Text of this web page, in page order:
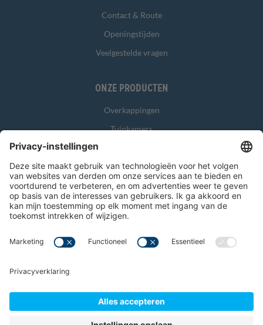
Contact & Route
Openingstijden
Veelgestelde vragen
Onze producten
Overkappingen
Tuinkamers
Zonwering
Overig
Algemene voorwaarden Garantievoorwaarden
Disclaimer
© 2026 Verandahome